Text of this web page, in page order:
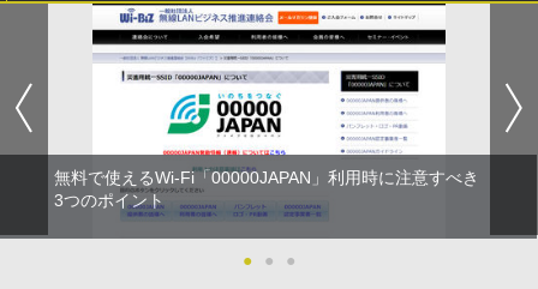
無料で使えるWi-Fi「00000JAPAN」利用時に注意すべき
3つのポイント
● ● ●